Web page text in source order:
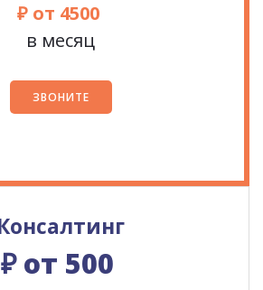
₽ от 4500
в месяц
ЗВОНИТЕ
₽ от 500